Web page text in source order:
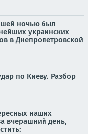
ночью был
украинских
в Днепропетровской
по Киеву. Разбор
наших
вчерашний день,